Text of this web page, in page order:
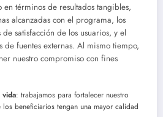
términos de resultados tangibles,
alcanzadas con el programa, los
de satisfacción de los usuarios, y el
de fuentes externas. Al mismo tiempo,
nuestro compromiso con fines
: trabajamos para fortalecer nuestro
beneficiarios tengan una mayor calidad